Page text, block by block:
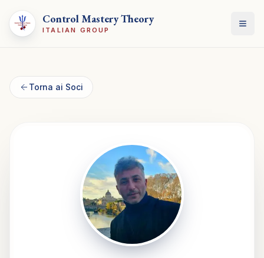
Control Mastery Theory
ITALIAN GROUP Apri
Torna ai Soci